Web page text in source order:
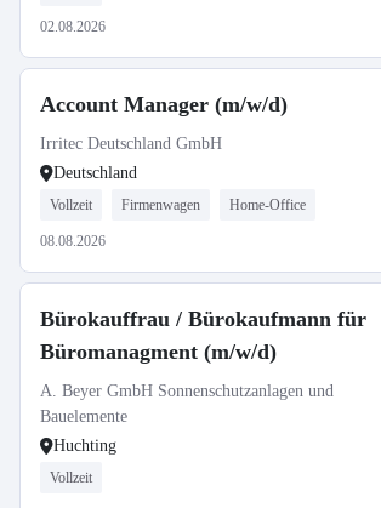
02.08.2026
Account Manager (m/w/d)
Irritec Deutschland GmbH
Deutschland
Vollzeit Firmenwagen Home-Office
08.08.2026
Bürokauffrau / Bürokaufmann für
Büromanagment (m/w/d)
A. Beyer GmbH Sonnenschutzanlagen und
Bauelemente
Huchting
Vollzeit